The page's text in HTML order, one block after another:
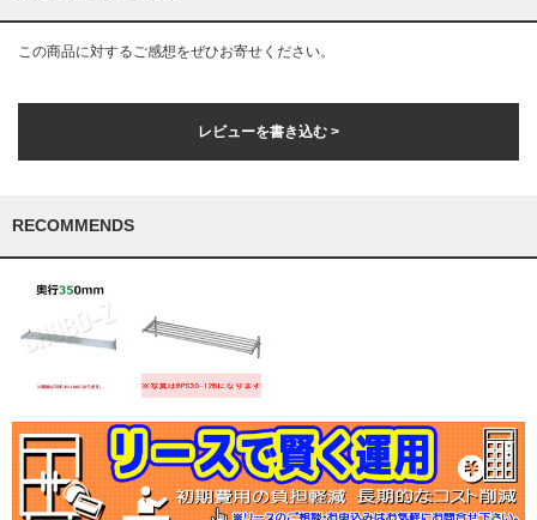
この商品に対するご感想をぜひお寄せください。
レビューを書き込む >
RECOMMENDS